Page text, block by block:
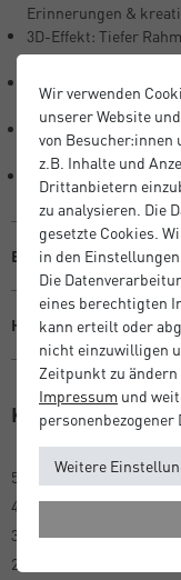
Erinnerungen &
3D-Effekt: Tiefer
besondere
Trockenblumen oder
Flexible Platzierung:
Hoch- & Querformat.
Natürliche Qualität:
Beschreibung
Hersteller
5
4
3
2
Wir verwenden
unserer Website
von Besucher:innen
z.B. Inhalte und
Drittanbietern
zu analysieren. Die
gesetzte Cookies.
in den Einstellungen
Die
eines berechtigten
kann erteilt oder
nicht einzuwilligen
Zeitpunkt zu
Impressum und
Weitere